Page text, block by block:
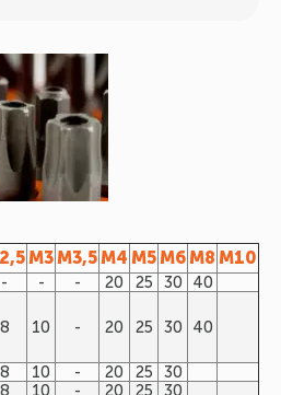
M3М3,5M4 M5M6M8 М10
- - - 20 25 30
40
8 10 - 20 25 30 40
8 10 - 20 25
30
8 10 - 20 25
30